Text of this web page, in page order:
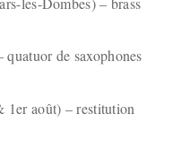
de saxophones
août) – restitution